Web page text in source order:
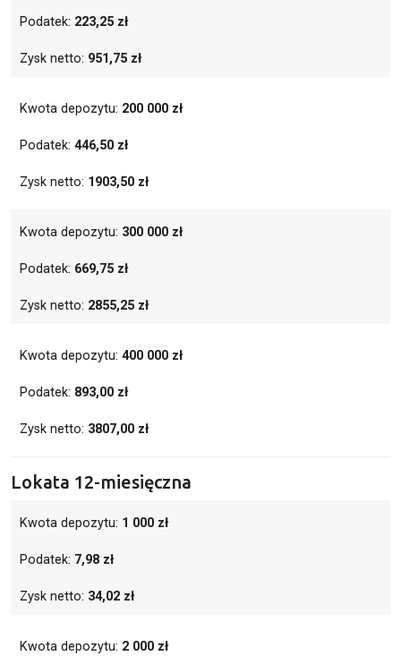
Podatek: 223,25 zł
Zysk netto: 951,75 zł
Kwota depozytu: 200 000 zł
Podatek: 446,50 zł
Zysk netto: 1903,50 zł
Kwota depozytu: 300 000 zł
Podatek: 669,75 zł
Zysk netto: 2855,25 zł
Kwota depozytu: 400 000 zł
Podatek: 893,00 zł
Zysk netto: 3807,00 zł
Lokata 12-miesięczna
Kwota depozytu: 1 000 zł
Podatek: 7,98 zł
Zysk netto: 34,02 zł
Kwota depozytu: 2 000 zł